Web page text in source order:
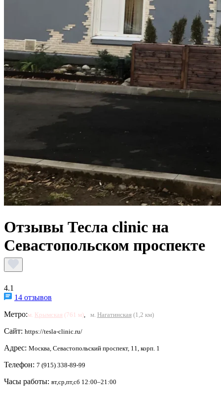
Отзывы Тесла clinic на
Севастопольском проспекте
4.1
14 отзывов
Метро:м. Крымская (761 м) м. Нагатинская(1,2 км)
Сайт: https://tesla-clinic.ru/
Адрес: Москва, Севастопольский проспект, 11, корп. 1
Телефон: 7 (915) 338-89-99
Часы работы: вт,ср,пт,сб 12:00–21:00